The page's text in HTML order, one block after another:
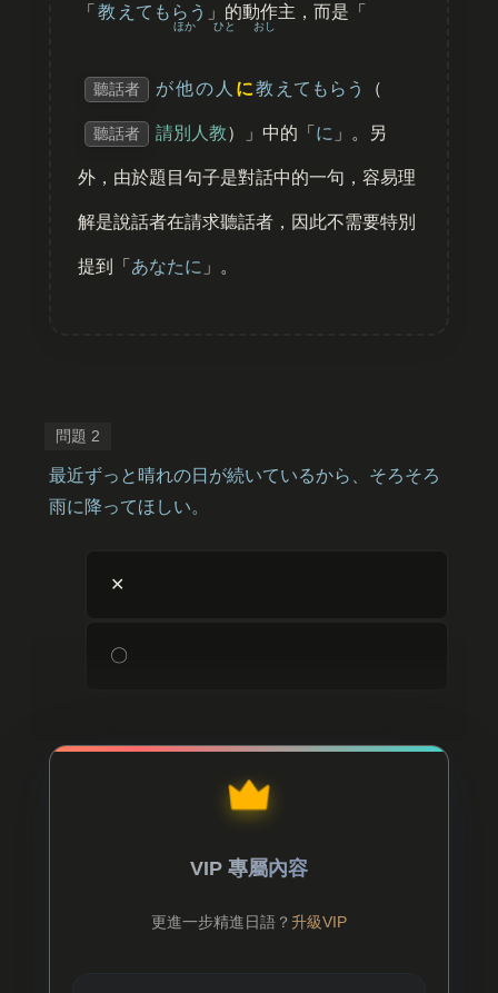
「 教 えてもらう 」的動作主，而是「
聽話者 が他
ほか
の 人
ひと
に教
おし
えてもらう （
聽話者 請別人教）」中的「 に 」。另
外，由於題目句子是對話中的一句，容易理
解是說話者在請求聽話者，因此不需要特別
提到「 あなたに 」。
最近ずっと晴れの日が続いているから、そろそろ
雨に降ってほしい。
✕
〇
VIP 專屬內容
更進一步精進日語？ 升級VIP